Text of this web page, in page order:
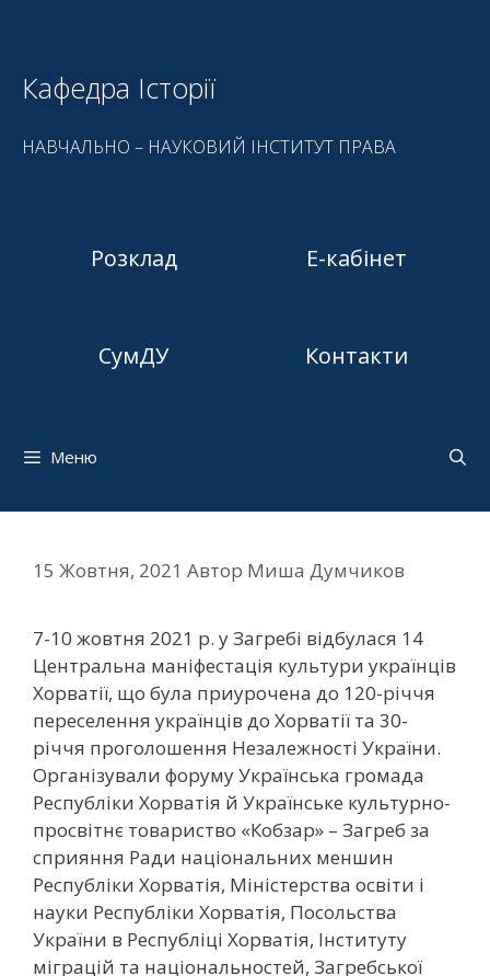
Кафедра Історії
НАВЧАЛЬНО – НАУКОВИЙ ІНСТИТУТ ПРАВА
Розклад Е-кабінет
СумДУ Контакти
Меню
15 Жовтня, 2021 Автор Миша Думчиков
7-10 жовтня 2021 р. у Загребі відбулася 14
Центральна маніфестація культури українців
Хорватії, що була приурочена до 120-річчя
переселення українців до Хорватії та 30-
річчя проголошення Незалежності України.
Організували форуму Українська громада
Республіки Хорватія й Українське культурно-
просвітнє товариство «Кобзар» – Загреб за
сприяння Ради національних меншин
Республіки Хорватія, Міністерства освіти і
науки Республіки Хорватія, Посольства
України в Республіці Хорватія, Інституту
міграцій та національностей, Загребської